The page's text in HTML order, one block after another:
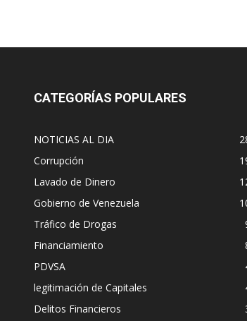
CATEGORÍAS POPULARES
NOTICIAS AL DIA
Corrupción
Lavado de Dinero
Gobierno de Venezuela
Tráfico de Drogas
Financiamiento
PDVSA
legitimación de Capitales
Delitos Financieros